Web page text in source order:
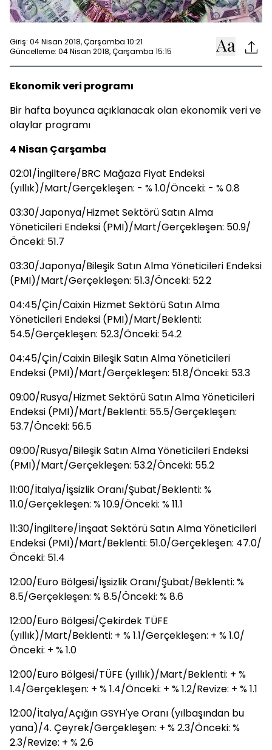
Giriş: 04 Nisan 2018, Çarşamba 10:21
Güncelleme: 04 Nisan 2018, Çarşamba 15:15
Ekonomik veri programı
Bir hafta boyunca açıklanacak olan ekonomik veri ve
olaylar programı
4 Nisan Çarşamba
02:01/İngiltere/BRC Mağaza Fiyat Endeksi
(yıllık)/Mart/Gerçekleşen: - % 1.0/Önceki: - % 0.8
03:30/Japonya/Hizmet Sektörü Satın Alma
Yöneticileri Endeksi (PMI)/Mart/Gerçekleşen: 50.9/
Önceki: 51.7
03:30/Japonya/Bileşik Satın Alma Yöneticileri Endeksi
(PMI)/Mart/Gerçekleşen: 51.3/Önceki: 52.2
04:45/Çin/Caixin Hizmet Sektörü Satın Alma
Yöneticileri Endeksi (PMI)/Mart/Beklenti:
54.5/Gerçekleşen: 52.3/Önceki: 54.2
04:45/Çin/Caixin Bileşik Satın Alma Yöneticileri
Endeksi (PMI)/Mart/Gerçekleşen: 51.8/Önceki: 53.3
09:00/Rusya/Hizmet Sektörü Satın Alma Yöneticileri
Endeksi (PMI)/Mart/Beklenti: 55.5/Gerçekleşen:
53.7/Önceki: 56.5
09:00/Rusya/Bileşik Satın Alma Yöneticileri Endeksi
(PMI)/Mart/Gerçekleşen: 53.2/Önceki: 55.2
11:00/İtalya/İşsizlik Oranı/Şubat/Beklenti: %
11.0/Gerçekleşen: % 10.9/Önceki: % 11.1
11:30/İngiltere/İnşaat Sektörü Satın Alma Yöneticileri
Endeksi (PMI)/Mart/Beklenti: 51.0/Gerçekleşen: 47.0/
Önceki: 51.4
12:00/Euro Bölgesi/İşsizlik Oranı/Şubat/Beklenti: %
8.5/Gerçekleşen: % 8.5/Önceki: % 8.6
12:00/Euro Bölgesi/Çekirdek TÜFE
(yıllık)/Mart/Beklenti: + % 1.1/Gerçekleşen: + % 1.0/
Önceki: + % 1.0
12:00/Euro Bölgesi/TÜFE (yıllık)/Mart/Beklenti: + %
1.4/Gerçekleşen: + % 1.4/Önceki: + % 1.2/Revize: + % 1.1
12:00/İtalya/Açığın GSYH'ye Oranı (yılbaşından bu
yana)/4. Çeyrek/Gerçekleşen: + % 2.3/Önceki: %
2.3/Revize: + % 2.6